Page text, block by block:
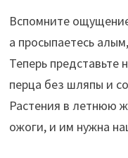
b
o
o
k
gr
a
m
Вспомните
а просыпаетесь
Теперь представьте
перца без шляпы и
Растения в летнюю
ожоги, и им нужна